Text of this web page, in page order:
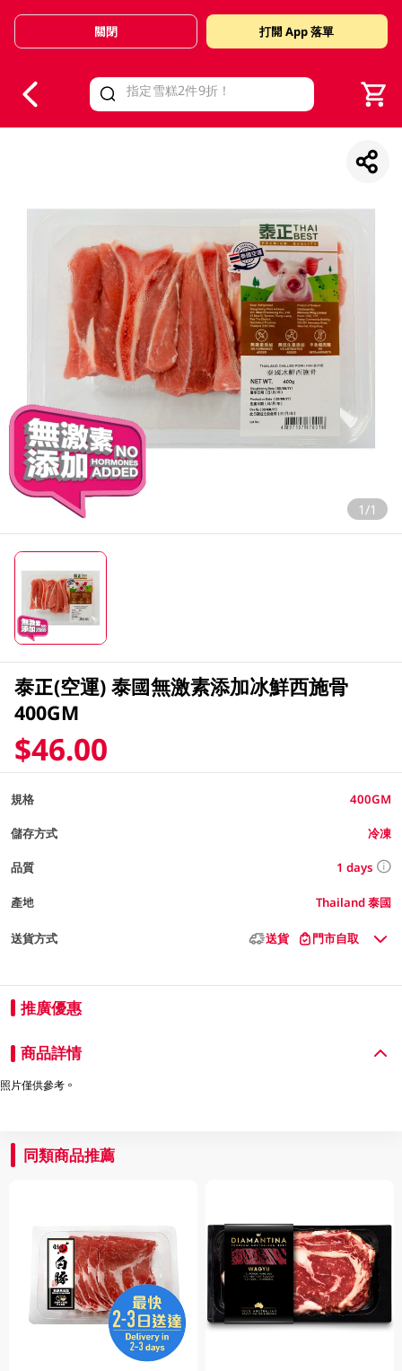
Valid Until 30 June 2026
關閉 打開 App 落單
1/1
泰正(空運) 泰國無激素添加冰鮮西施骨
400GM
$46.00
規格 400GM
儲存方式 冷凍
品質 1 days
產地 Thailand 泰國
送貨方式 送貨 門市自取
推廣優惠
商品詳情
照片僅供參考。
同類商品推薦